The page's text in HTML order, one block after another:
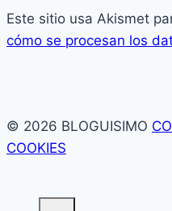
Este sitio usa Akismet
cómo se procesan los
© 2026 BLOGUISIMO
COOKIES